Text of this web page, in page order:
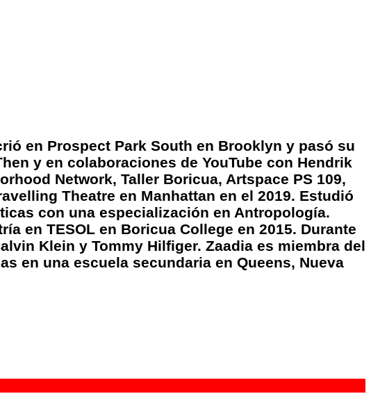
en Prospect Park South en Brooklyn y pasó su
y en colaboraciones de YouTube con Hendrik
Network, Taller Boricua, Artspace PS 109,
Theatre en Manhattan en el 2019. Estudió
con una especialización en Antropología.
en TESOL en Boricua College en 2015. Durante
Klein y Tommy Hilfiger. Zaadia es miembra del
en una escuela secundaria en Queens, Nueva